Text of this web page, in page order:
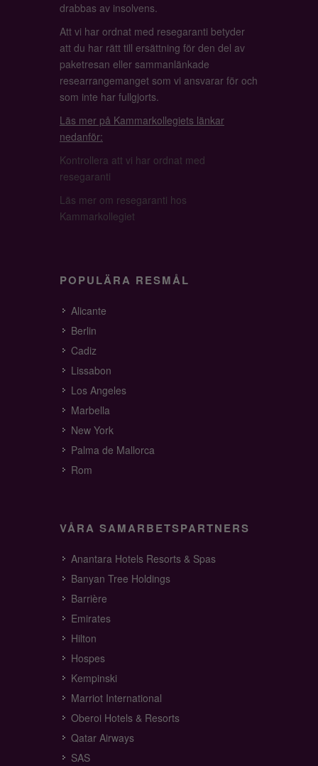
drabbas av insolvens.
Att vi har ordnat med resegaranti betyder
att du har rätt till ersättning för den del av
paketresan eller sammanlänkade
researrangemanget som vi ansvarar för och
som inte har fullgjorts.
Läs mer på Kammarkollegiets länkar
nedanför:
Kontrollera att vi har ordnat med
resegaranti
Läs mer om resegaranti hos
Kammarkollegiet
POPULÄRA RESMÅL
Alicante
Berlin
Cadiz
Lissabon
Los Angeles
Marbella
New York
Palma de Mallorca
Rom
VÅRA SAMARBETSPARTNERS
Anantara Hotels Resorts & Spas
Banyan Tree Holdings
Barrière
Emirates
Hilton
Hospes
Kempinski
Marriot International
Oberoi Hotels & Resorts
Qatar Airways
SAS